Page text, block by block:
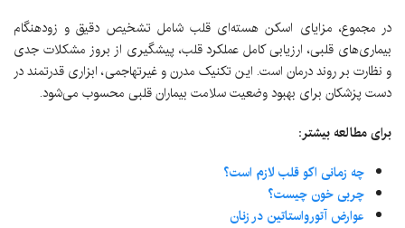
در مجموع، مزایای اسکن هسته‌ای قلب شامل تشخیص دقیق و زودهنگام
بیماری‌های قلبی، ارزیابی کامل عملکرد قلب، پیشگیری از بروز مشکلات جدی
و نظارت بر روند درمان است. این تکنیک مدرن و غیرتهاجمی، ابزاری قدرتمند در
دست پزشکان برای بهبود وضعیت سلامت بیماران قلبی محسوب می‌شود.
برای مطالعه بیشتر:
چه زمانی اکو قلب لازم است؟
چربی خون چیست؟
عوارض آتورواستاتین در زنان